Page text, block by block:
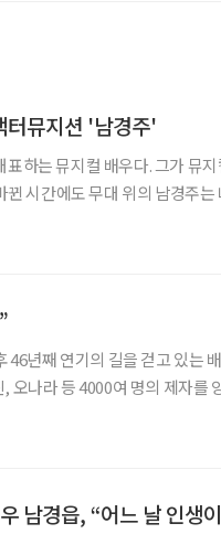
터뮤지션 '남경주'
하는 뮤지컬 배우다. 그가 뮤
뀐 시간에도 무대 위의 남경주
46년째 연기의 길을 걷고 있는
오나라 등 4000여 명의 제자를